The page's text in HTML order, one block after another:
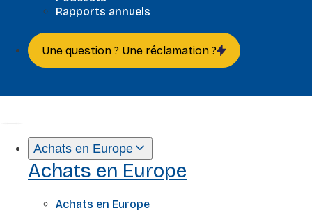
Rapports annuels
Une question ? Une réclamation ?
Achats en Europe
Achats en Europe
Achats en Europe